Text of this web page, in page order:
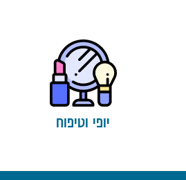
יופי וטיפוח